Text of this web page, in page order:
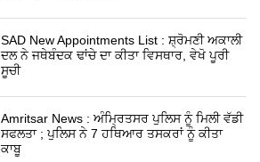
SAD New Appointments List : ਸ਼੍ਰੋਮਣੀ ਅਕਾਲੀ
ਦਲ ਨੇ ਜਥੇਬੰਦਕ ਢਾਂਚੇ ਦਾ ਕੀਤਾ ਵਿਸਥਾਰ, ਵੇਖੋ ਪੂਰੀ
ਸੂਚੀ
Amritsar News : ਅੰਮ੍ਰਿਤਸਰ ਪੁਲਿਸ ਨੂੰ ਮਿਲੀ ਵੱਡੀ
ਸਫਲਤਾ ; ਪੁਲਿਸ ਨੇ 7 ਹਥਿਆਰ ਤਸਕਰਾਂ ਨੂੰ ਕੀਤਾ
ਕਾਬੂ